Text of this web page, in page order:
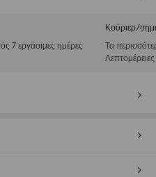
7 εργάσιμες ημέρες
Κούριερ/
Τα
Λεπτομέρειες